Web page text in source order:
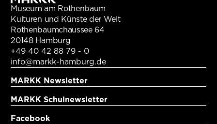
Museum am Rothenbaum
Kulturen und Künste der Welt
Rothenbaumchaussee 64
20148 Hamburg
+49 40 42 88 79 - 0
info@markk-hamburg.de
MARKK Newsletter
MARKK Schulnewsletter
Facebook